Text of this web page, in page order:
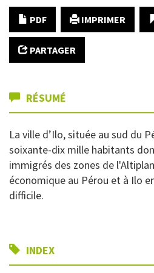
PDF IMPRIMER
PARTAGER
RÉSUMÉ
La ville d’Ilo, située au sud du
soixante-dix mille habitants
immigrés des zones de
économique au Pérou et à Ilo
difficile.
INDEX